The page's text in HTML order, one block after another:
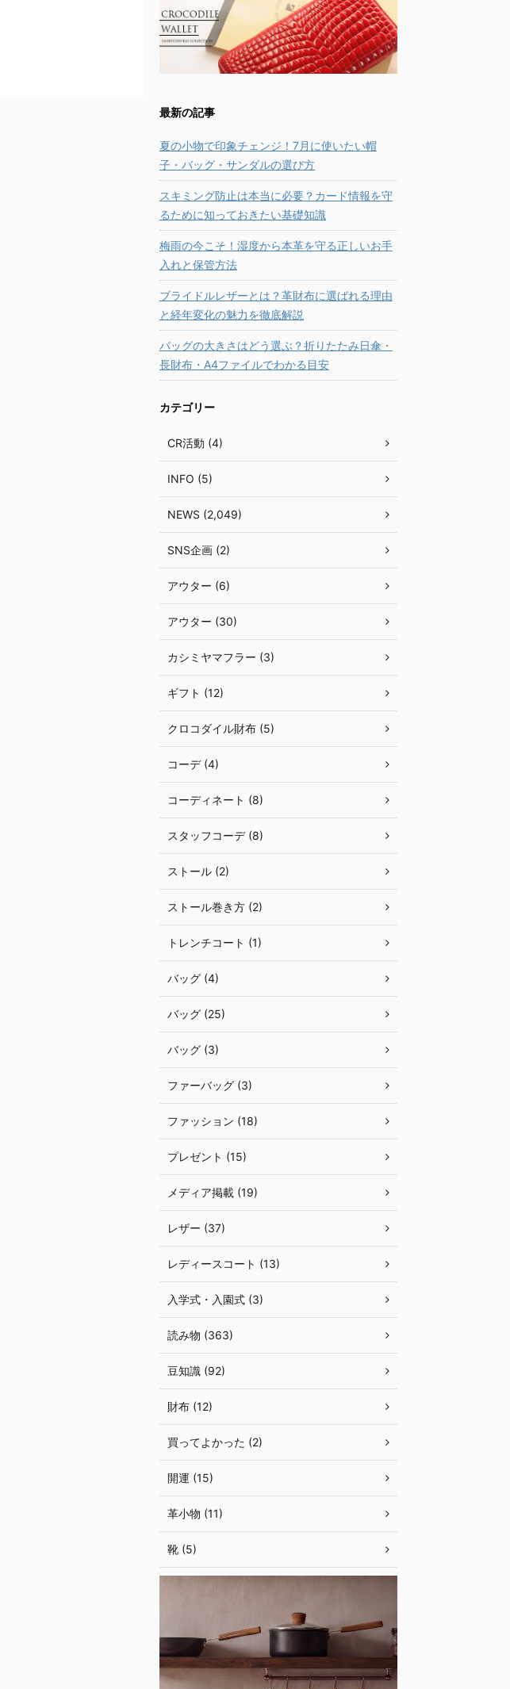
最新の記事
夏の小物で印象チェンジ！7月に使いたい帽
子・バッグ・サンダルの選び方
スキミング防止は本当に必要？カード情報を守
るために知っておきたい基礎知識
梅雨の今こそ！湿度から本革を守る正しいお手
入れと保管方法
ブライドルレザーとは？革財布に選ばれる理由
と経年変化の魅力を徹底解説
バッグの大きさはどう選ぶ？折りたたみ日傘・
長財布・A4ファイルでわかる目安
カテゴリー
CR活動 (4)
INFO (5)
NEWS (2,049)
SNS企画 (2)
アウター (6)
アウター (30)
カシミヤマフラー (3)
ギフト (12)
クロコダイル財布 (5)
コーデ (4)
コーディネート (8)
スタッフコーデ (8)
ストール (2)
ストール巻き方 (2)
トレンチコート (1)
バッグ (4)
バッグ (25)
バッグ (3)
ファーバッグ (3)
ファッション (18)
プレゼント (15)
メディア掲載 (19)
レザー (37)
レディースコート (13)
入学式・入園式 (3)
読み物 (363)
豆知識 (92)
財布 (12)
買ってよかった (2)
開運 (15)
革小物 (11)
靴 (5)